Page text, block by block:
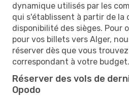
dynamique utilisés par les
qui s'établissent à partir de la
disponibilité des sièges. Pour
pour vos billets vers Alger,
réserver dès que vous
correspondant à votre budget.
Réserver des vols de
Opodo